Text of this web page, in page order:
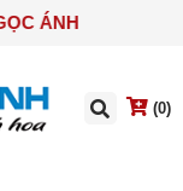
ÁNH
(0)